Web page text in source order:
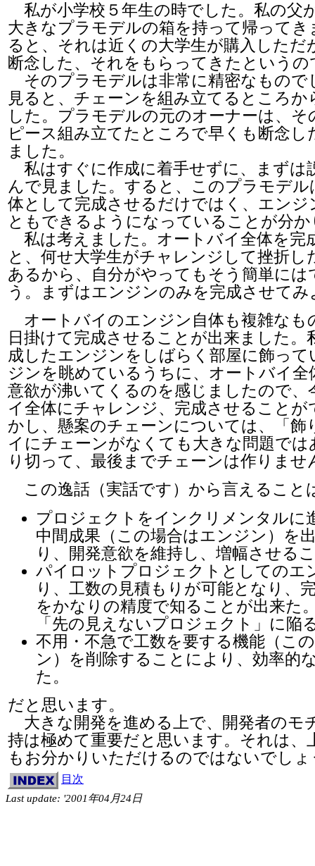
私が小学校５年生の時でした。私の父
大きなプラモデルの箱を持って帰ってき
ると、それは近くの大学生が購入しただ
断念した、それをもらってきたというの
そのプラモデルは非常に精密なもので
見ると、チェーンを組み立てるところか
した。プラモデルの元のオーナーは、そ
ピース組み立てたところで早くも断念し
ました。
私はすぐに作成に着手せずに、まずは
んで見ました。すると、このプラモデ
体として完成させるだけではく、エンジ
ともできるようになっていることが分
私は考えました。オートバイ全体を完
と、何せ大学生がチャレンジして挫折し
あるから、自分がやってもそう簡単には
う。まずはエンジンのみを完成させてみ
オートバイのエンジン自体も複雑なも
日掛けて完成させることが出来ました。
成したエンジンをしばらく部屋に飾っ
ジンを眺めているうちに、オートバイ全
意欲が沸いてくるのを感じましたので、
イ全体にチャレンジ、完成させることが
かし、懸案のチェーンについては、「飾
イにチェーンがなくても大きな問題では
り切って、最後までチェーンは作りませ
この逸話（実話です）から言えること
プロジェクトをインクリメンタルに
中間成果（この場合はエンジン）を
り、開発意欲を維持し、増幅させる
パイロットプロジェクトとしてのエ
り、工数の見積もりが可能となり、
をかなりの精度で知ることが出来た
「先の見えないプロジェクト」に陥
不用・不急で工数を要する機能（こ
ン）を削除することにより、効率的
た。
だと思います。
大きな開発を進める上で、開発者のモ
持は極めて重要だと思います。それは、
もお分かりいただけるのではないでしょ
目次
Last update: '2001年04月24日